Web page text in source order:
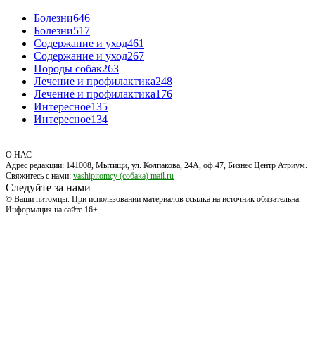
Болезни646
Болезни517
Содержание и уход461
Содержание и уход267
Породы собак263
Лечение и профилактика248
Лечение и профилактика176
Интересное135
Интересное134
О НАС
Адрес редакции: 141008, Мытищи, ул. Колпакова, 24А, оф.47, Бизнес Центр Атриум.
Свяжитесь с нами: vashipitomcy (собака) mail.ru
Следуйте за нами
© Ваши питомцы. При использовании материалов ссылка на источник обязательна.
Информация на сайте 16+